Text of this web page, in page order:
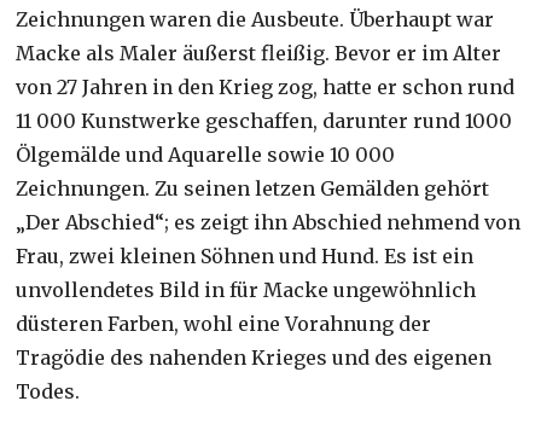
Zeichnungen waren die Ausbeute. Überhaupt war
Macke als Maler äußerst fleißig. Bevor er im Alter
von 27 Jahren in den Krieg zog, hatte er schon rund
11 000 Kunstwerke geschaffen, darunter rund 1000
Ölgemälde und Aquarelle sowie 10 000
Zeichnungen. Zu seinen letzen Gemälden gehört
„Der Abschied“; es zeigt ihn Abschied nehmend von
Frau, zwei kleinen Söhnen und Hund. Es ist ein
unvollendetes Bild in für Macke ungewöhnlich
düsteren Farben, wohl eine Vorahnung der
Tragödie des nahenden Krieges und des eigenen
Todes.